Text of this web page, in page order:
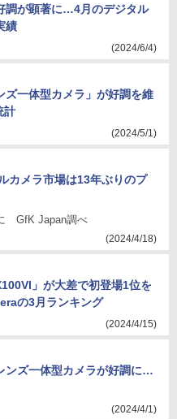
調が顕著に…4月のデジタル
績
(2024/6/4)
ズ一体型カメラ」が好調を維
計
(2024/5/1)
カメラ市場は13年ぶりのプ
GfK Japan調べ
(2024/4/18)
」が大差で初登場1位を
の3月ランキング
(2024/4/15)
ンズ一体型カメラが好調に…
(2024/4/1)